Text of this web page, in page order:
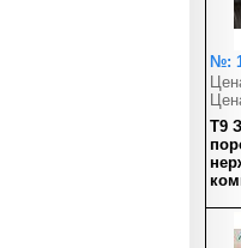
№:
T9